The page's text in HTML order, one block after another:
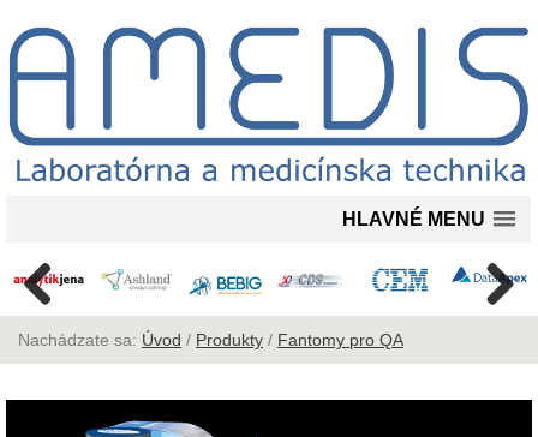
HLAVNÉ MENU
Nachádzate sa: Úvod / Produkty / Fantomy pro QA